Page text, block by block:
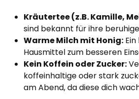
Kräutertee (z.B. Kamille,
sind bekannt für ihre
Warme Milch mit Honig:
Hausmittel zum besseren
Kein Koffein oder Zucker:
koffeinhaltige oder stark
am Abend, da diese dich